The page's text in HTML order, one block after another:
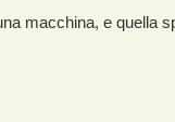
macchina, e quella